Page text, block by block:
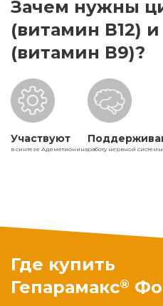
Зачем нужны
(витамин В12)
(витамин В9)?
Участвуют
в синтезе Адеметионинаработу нервной системы
Где купить
Гепарамакс®